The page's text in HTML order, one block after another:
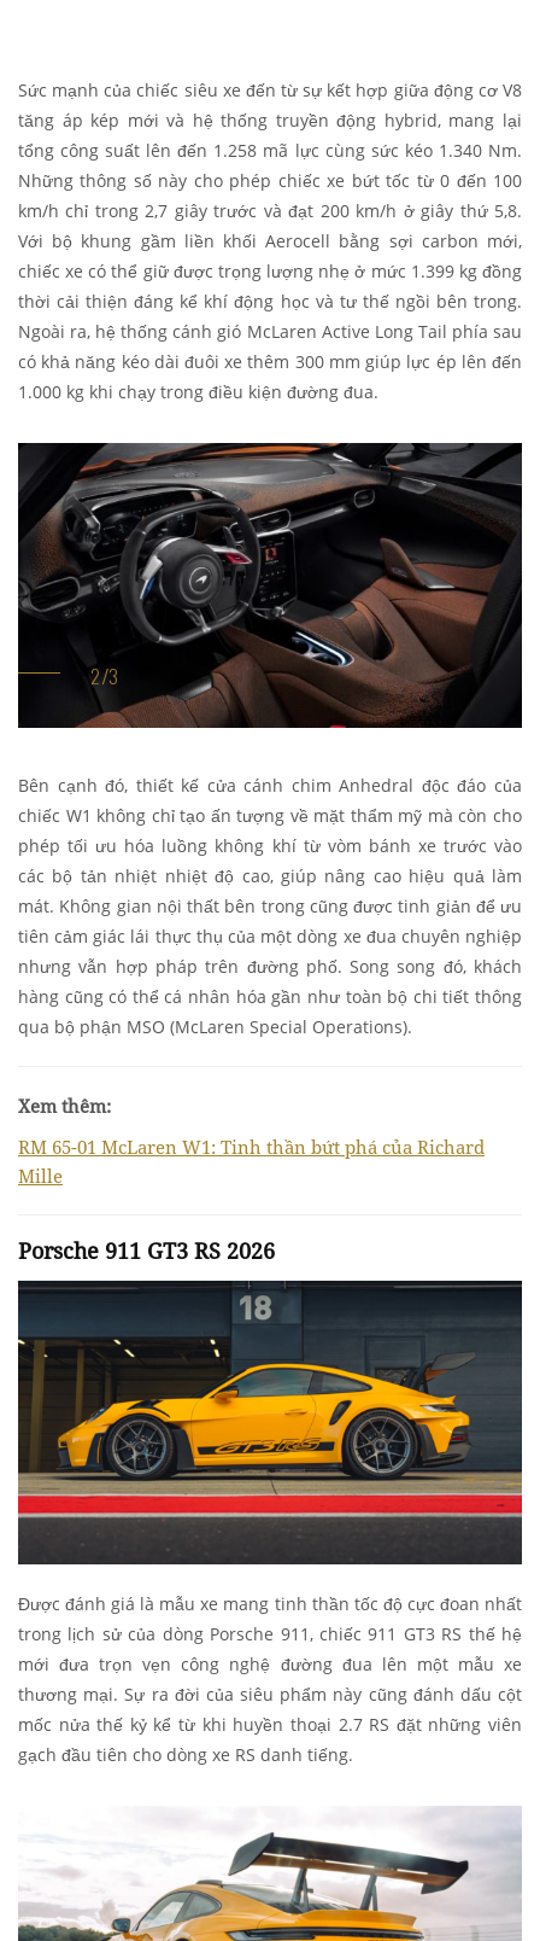
Sức mạnh của chiếc siêu xe đến từ sự kết hợp giữa động cơ V8
tăng áp kép mới và hệ thống truyền động hybrid, mang lại
tổng công suất lên đến 1.258 mã lực cùng sức kéo 1.340 Nm.
Những thông số này cho phép chiếc xe bứt tốc từ 0 đến 100
km/h chỉ trong 2,7 giây trước và đạt 200 km/h ở giây thứ 5,8.
Với bộ khung gầm liền khối Aerocell bằng sợi carbon mới,
chiếc xe có thể giữ được trọng lượng nhẹ ở mức 1.399 kg đồng
thời cải thiện đáng kể khí động học và tư thế ngồi bên trong.
Ngoài ra, hệ thống cánh gió McLaren Active Long Tail phía sau
có khả năng kéo dài đuôi xe thêm 300 mm giúp lực ép lên đến
1.000 kg khi chạy trong điều kiện đường đua.
Bên cạnh đó, thiết kế cửa cánh chim Anhedral độc đáo của
chiếc W1 không chỉ tạo ấn tượng về mặt thẩm mỹ mà còn cho
phép tối ưu hóa luồng không khí từ vòm bánh xe trước vào
các bộ tản nhiệt nhiệt độ cao, giúp nâng cao hiệu quả làm
mát. Không gian nội thất bên trong cũng được tinh giản để ưu
tiên cảm giác lái thực thụ của một dòng xe đua chuyên nghiệp
nhưng vẫn hợp pháp trên đường phố. Song song đó, khách
hàng cũng có thể cá nhân hóa gần như toàn bộ chi tiết thông
qua bộ phận MSO (McLaren Special Operations).
Xem thêm:
RM 65-01 McLaren W1: Tinh thần bứt phá của Richard
Mille
Porsche 911 GT3 RS 2026
Được đánh giá là mẫu xe mang tinh thần tốc độ cực đoan nhất
trong lịch sử của dòng Porsche 911, chiếc 911 GT3 RS thế hệ
mới đưa trọn vẹn công nghệ đường đua lên một mẫu xe
thương mại. Sự ra đời của siêu phẩm này cũng đánh dấu cột
mốc nửa thế kỷ kể từ khi huyền thoại 2.7 RS đặt những viên
gạch đầu tiên cho dòng xe RS danh tiếng.